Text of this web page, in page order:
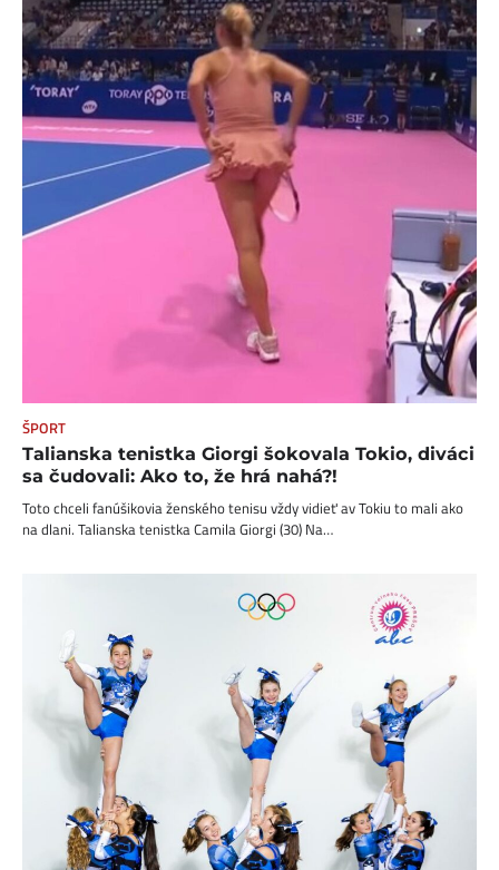
ŠPORT
Talianska tenistka Giorgi šokovala Tokio, diváci
sa čudovali: Ako to, že hrá nahá?!
Toto chceli fanúšikovia ženského tenisu vždy vidieť av Tokiu to mali ako
na dlani. Talianska tenistka Camila Giorgi (30) Na…